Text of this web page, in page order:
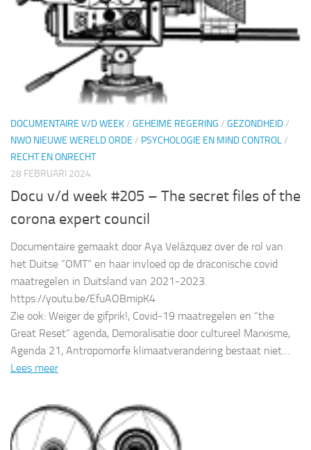
DOCUMENTAIRE V/D WEEK/ GEHEIME REGERING / GEZONDHEID/
NWO NIEUWE WERELD ORDE / PSYCHOLOGIE EN MIND CONTROL/
RECHT EN ONRECHT
28 FEBRUARI 2024
Docu v/d week #205 – The secret files of the
corona expert council
Documentaire gemaakt door Aya Velázquez over de rol van
het Duitse “OMT” en haar invloed op de draconische covid
maatregelen in Duitsland van 2021-2023.
https://youtu.be/EfuAOBmipK4
Zie ook: Weiger de gifprik!, Covid-19 maatregelen en “the
Great Reset” agenda, Demoralisatie door cultureel Marxisme,
Agenda 21, Antropomorfe klimaatverandering bestaat niet…
Lees meer